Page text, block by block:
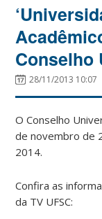
Conselho
28/11/2013 10:07
O Conselho
de novembro de
2014.
Confira as
da TV UFSC: